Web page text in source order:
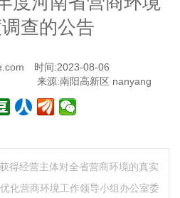
查的公告
时间:2023-08-06
来源:南阳高新区 nanyang
得经营主体对全省营商环境的真实
化营商环境工作领导小组办公室委